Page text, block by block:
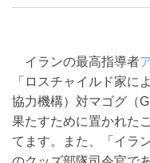
イランの最高指導者
「ロスチャイルド家に
協力機構）対マゴグ（
果たすために置かれた
てます。また、「イラ